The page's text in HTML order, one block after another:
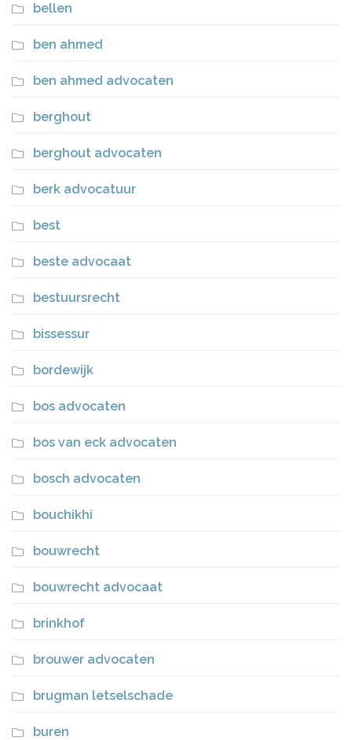
bellen
ben ahmed
ben ahmed advocaten
berghout
berghout advocaten
berk advocatuur
best
beste advocaat
bestuursrecht
bissessur
bordewijk
bos advocaten
bos van eck advocaten
bosch advocaten
bouchikhi
bouwrecht
bouwrecht advocaat
brinkhof
brouwer advocaten
brugman letselschade
buren